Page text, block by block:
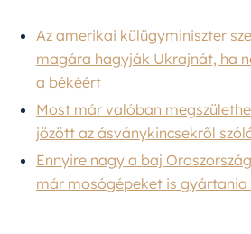
Az amerikai külügyminiszter
magára hagyják Ukrajnát, ha
a békéért
Most már valóban
jözött az ásványkincsekről
Ennyire nagy a baj
már mosógépeket is gyártania